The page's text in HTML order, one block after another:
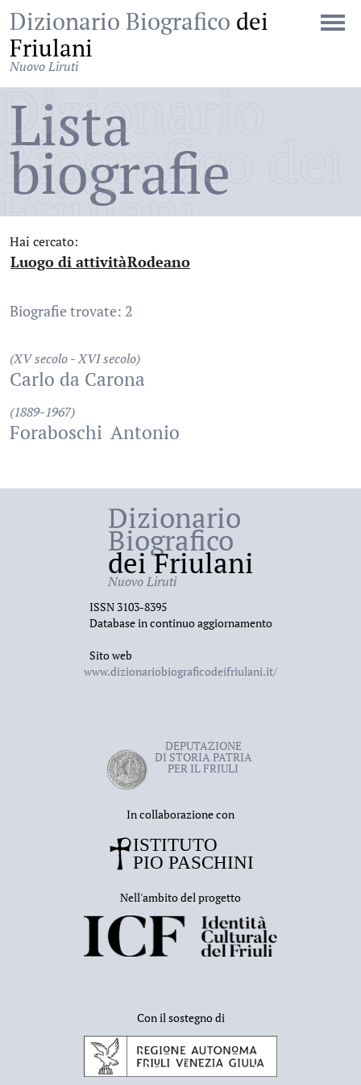
Dizionario Biografico dei
Friulani
Nuovo Liruti
Dizionario
Biografico dei
Friulani
Lista
biografie
Hai cercato:
Luogo di attività
:Rodeano
Biografie trovate: 2
(XV secolo - XVI secolo)
Carlo da Carona
(1889-1967)
Foraboschi Antonio
Dizionario
Biografico
dei Friulani
Nuovo Liruti
ISSN 3103-8395
Database in continuo aggiornamento
Sito web
www.dizionariobiograficodeifriulani.it/
DEPUTAZIONE
DI STORIA PATRIA
PER IL FRIULI
In collaborazione con
Nell'ambito del progetto
Con il sostegno di